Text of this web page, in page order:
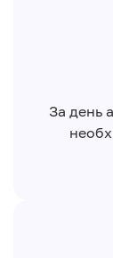
За день